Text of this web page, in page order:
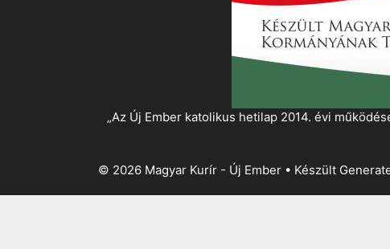
„Az Új Ember katolikus hetilap 2014. évi
© 2026 Magyar Kurír - Új Ember • Készült